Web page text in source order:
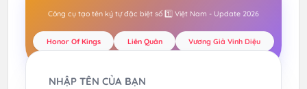
Công cụ tạo tên ký tự đặc biệt số 1️⃣ Việt Nam - Update 2026
Honor Of Kings Liên Quân Vương Giả Vinh Diệu
NHẬP TÊN CỦA BẠN